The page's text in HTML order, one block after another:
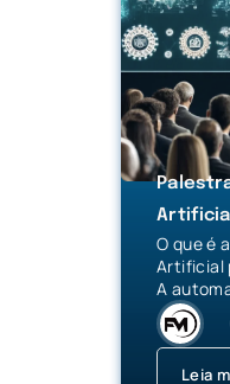
O que é
Artificial
A
Leia